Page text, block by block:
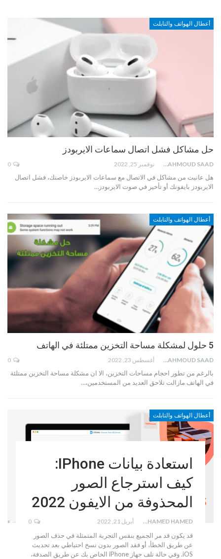
أعطال الهواتف والتابلت
حل مشاكل فشل اتصال سماعات الايربودز
MAHMOUD SAAD نوفمبر 25, 2022
هل عانيت من مشاكل في الاتصال مع سماعات الايربودز خاصتك، فشل اتصال
الايربودز بايفونك أو تأخير في صوت الايربودز…
أعطال الهواتف والتابلت
5 حلول لمشكلة مساحة التخزين ممتلئة في الهاتف
MAHMOUD SAAD أغسطس 23, 2022
بالرغم من تطور احجام مساحات التخزين، الا ان مشكلة مساحة التخزين ممتلئة
في الهاتف مازالت تلاحق العديد من المستخدمين،…
أعطال الهواتف والتابلت
استعادة بيانات IPhone:
كيف استرجاع الصور
المحذوفة من الايفون 2022
MOHAMED HAMED أبريل 21, 2022 0
قد يكون قد مر الجميع بنفس التجربة المتمثلة في حذف الصور
عن طريق الخطأ، أو فقد الصور بدون نسخ احتياطي بعد تحديث
iOS. وفي حالة تلف جهاز iPhone الخاص بك عن طريق الصدفة،